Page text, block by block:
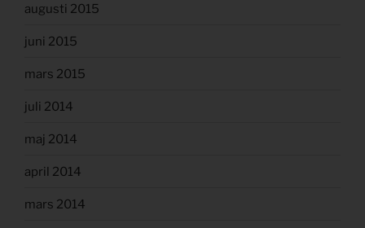
augusti 2015
juni 2015
mars 2015
juli 2014
maj 2014
april 2014
mars 2014